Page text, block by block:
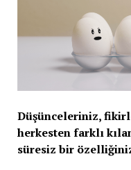
Düşünceleriniz,
herkesten farklı
süresiz bir